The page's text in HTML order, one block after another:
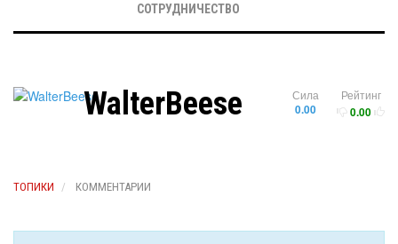
СОТРУДНИЧЕСТВО
Рейтинг
0.00
Сила
0.00
WalterBeese
ТОПИКИ КОММЕНТАРИИ